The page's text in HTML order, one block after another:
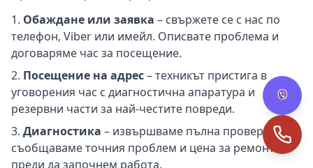
Обаждане или заявка – свържете се с нас по
телефон, Viber или имейл. Описвате проблема и
договаряме час за посещение.
Посещение на адрес– техникът пристига в
уговорения час с диагностична апаратура и
резервни части за най-честите повреди.
Диагностика – извършваме пълна проверка и ви
съобщаваме точния проблем и цена за ремонт
преди да започнем работа.